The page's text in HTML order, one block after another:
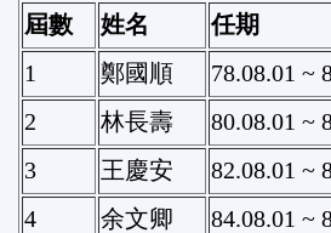
屆數 姓名
任期
1
鄭國順
78.08.01 ~
2
林長壽
80.08.01 ~
3
王慶安
82.08.01 ~
4
余文卿
84.08.01 ~